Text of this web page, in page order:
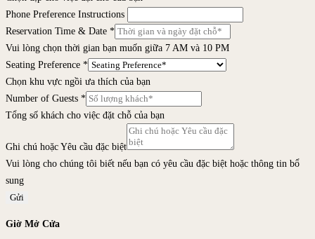
Phone Preference Instructions
Reservation Time & Date *
Vui lòng chọn thời gian bạn muốn giữa 7 AM và 10 PM
Seating Preference *
Chọn khu vực ngồi ưa thích của bạn
Number of Guests *
Tổng số khách cho việc đặt chỗ của bạn
Ghi chú hoặc Yêu cầu đặc biệt
Vui lòng cho chúng tôi biết nếu bạn có yêu cầu đặc biệt hoặc thông tin bổ
sung
Gửi
Giờ Mở Cửa